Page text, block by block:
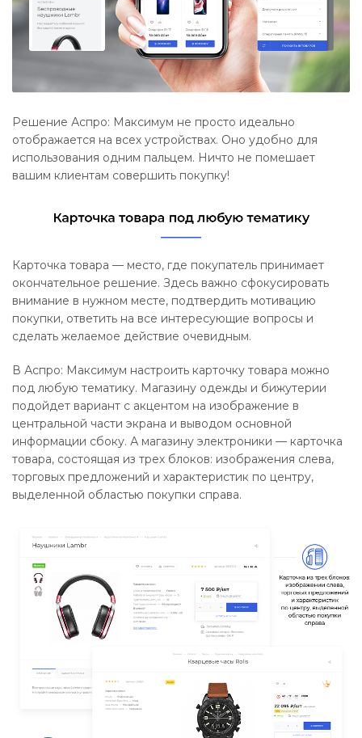
Решение Аспро: Максимум не просто идеально
отображается на всех устройствах. Оно удобно для
использования одним пальцем. Ничто не помешает
вашим клиентам совершить покупку!
Карточка товара — место, где покупатель принимает
окончательное решение. Здесь важно сфокусировать
внимание в нужном месте, подтвердить мотивацию
покупки, ответить на все интересующие вопросы и
сделать желаемое действие очевидным.
В Аспро: Максимум настроить карточку товара можно
под любую тематику. Магазину одежды и бижутерии
подойдет вариант с акцентом на изображение в
центральной части экрана и выводом основной
информации сбоку. А магазину электроники — карточка
товара, состоящая из трех блоков: изображения слева,
торговых предложений и характеристик по центру,
выделенной областью покупки справа.